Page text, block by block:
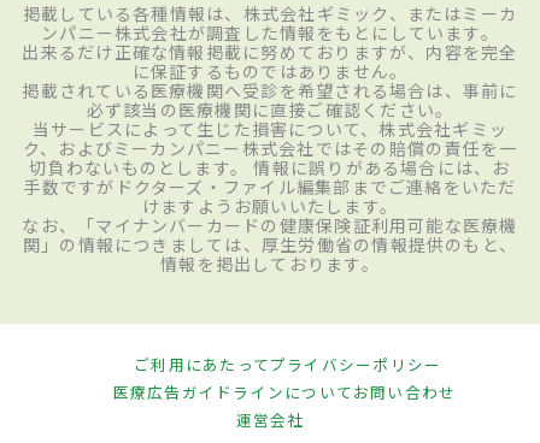
掲載している各種情報は、株式会社ギミック、またはミーカ
ンパニー株式会社が調査した情報をもとにしています。
出来るだけ正確な情報掲載に努めておりますが、内容を完全
に保証するものではありません。
掲載されている医療機関へ受診を希望される場合は、事前に
必ず該当の医療機関に直接ご確認ください。
当サービスによって生じた損害について、株式会社ギミッ
ク、およびミーカンパニー株式会社ではその賠償の責任を一
切負わないものとします。 情報に誤りがある場合には、お
手数ですがドクターズ・ファイル編集部までご連絡をいただ
けますようお願いいたします。
なお、「マイナンバーカードの健康保険証利用可能な医療機
関」の情報につきましては、厚生労働省の情報提供のもと、
情報を掲出しております。
ご利用にあたってプライバシーポリシー
医療広告ガイドラインについてお問い合わせ
運営会社